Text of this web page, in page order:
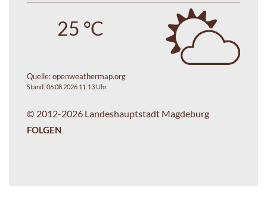
25 °C
Quelle:openweathermap.org
Stand: 06.08.2026 11:13 Uhr
© 2012-2026 Landeshauptstadt Magdeburg
FOLGEN